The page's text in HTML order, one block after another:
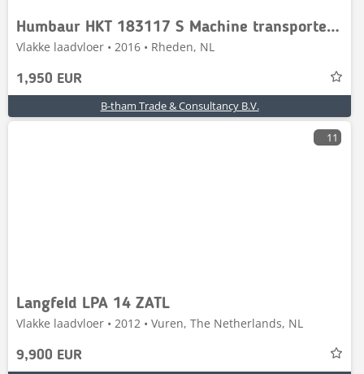
Humbaur HKT 183117 S Machine transporter Kipper
Vlakke laadvloer • 2016 • Rheden, NL
1,950 EUR
B-tham Trade & Consultancy B.V.
11
Langfeld LPA 14 ZATL
Vlakke laadvloer • 2012 • Vuren, The Netherlands, NL
9,900 EUR